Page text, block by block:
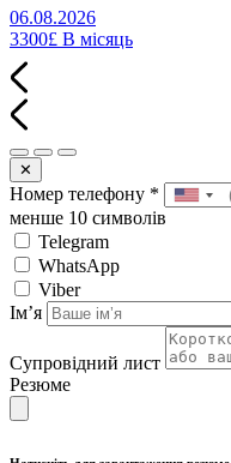
06.08.2026
3300£ В місяць
✕
Номер телефону *
менше 10 символів
Telegram
WhatsApp
Viber
Імʼя
Супровідний лист
Резюме